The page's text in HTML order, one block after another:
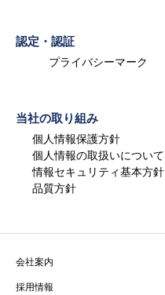
認定・認証
プライバシーマーク
当社の取り組み
個人情報保護方針
個人情報の取扱いについて
情報セキュリティ基本方針
品質方針
会社案内
採用情報